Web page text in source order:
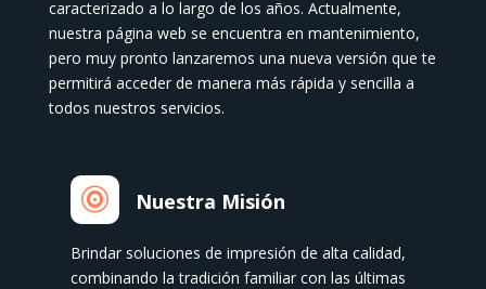
caracterizado a lo largo de los años. Actualmente,
nuestra página web se encuentra en mantenimiento,
pero muy pronto lanzaremos una nueva versión que te
permitirá acceder de manera más rápida y sencilla a
todos nuestros servicios.
 Nuestra Misión
Brindar soluciones de impresión de alta calidad,
combinando la tradición familiar con las últimas